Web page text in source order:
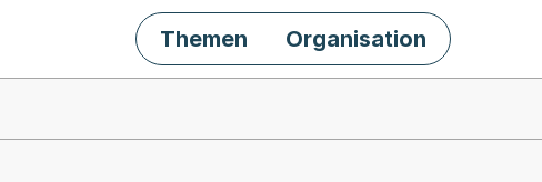
Themen Organisation